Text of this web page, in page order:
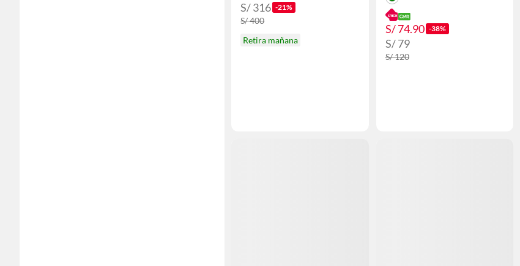
S/ 316 -21%
S/ 400
Retira mañana
S/ 74.90 -38%
S/ 79
S/ 120